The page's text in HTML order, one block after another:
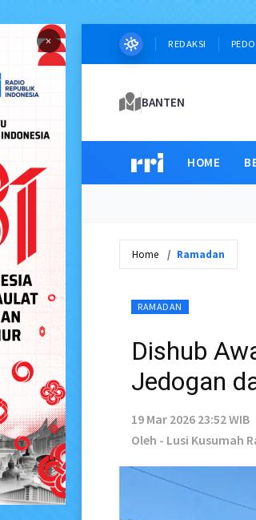
× REDAKSI
BANTEN
HOME
Home Ramadan
RAMADAN
Dishub
Jedogan
19 Mar 2026 23:52 WIB
Oleh - Lusi Kusumah